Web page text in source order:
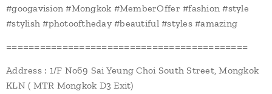
#googavision #Mongkok #MemberOffer #fashion #style
#stylish #photooftheday #beautiful #styles #amazing
===========================================
Address : 1/F No69 Sai Yeung Choi South Street, Mongkok
KLN ( MTR Mongkok D3 Exit)